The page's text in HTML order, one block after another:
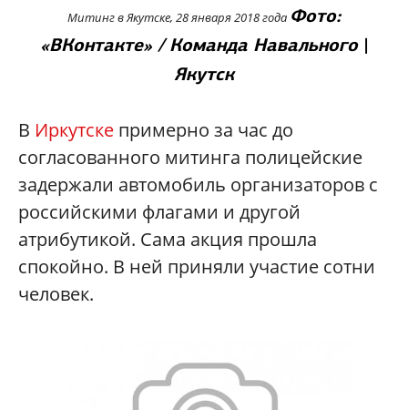
Митинг в Якутске, 28 января 2018 года Фото:
«ВКонтакте» / Команда Навального |
Якутск
В Иркутске примерно за час до
согласованного митинга полицейские
задержали автомобиль организаторов с
российскими флагами и другой
атрибутикой. Сама акция прошла
спокойно. В ней приняли участие сотни
человек.